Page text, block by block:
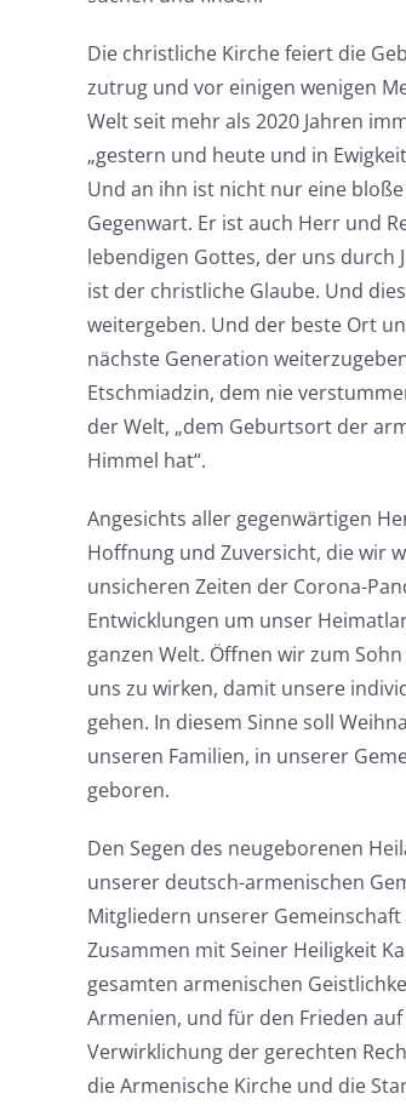
Die christliche Kirche feiert die
zutrug und vor einigen wenigen
Welt seit mehr als 2020 Jahren
„gestern und heute und in
Und an ihn ist nicht nur eine
Gegenwart. Er ist auch Herr und
lebendigen Gottes, der uns durch
ist der christliche Glaube. Und
weitergeben. Und der beste Ort
nächste Generation
Etschmiadzin, dem nie
der Welt, „dem Geburtsort der
Himmel hat“.
Angesichts aller gegenwärtigen
Hoffnung und Zuversicht, die wir
unsicheren Zeiten der Corona-
Entwicklungen um unser
ganzen Welt. Öffnen wir zum
uns zu wirken, damit unsere
gehen. In diesem Sinne soll
unseren Familien, in unserer
geboren.
Den Segen des neugeborenen
unserer deutsch-armenischen
Mitgliedern unserer
Zusammen mit Seiner Heiligkeit
gesamten armenischen
Armenien, und für den Frieden
Verwirklichung der gerechten
die Armenische Kirche und die